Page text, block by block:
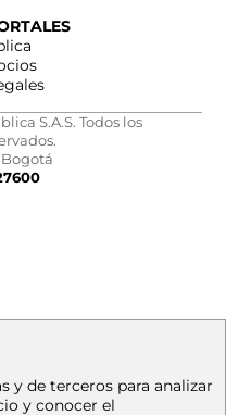
S.A.S. Todos los
Bogotá
y de terceros para analizar
y conocer el